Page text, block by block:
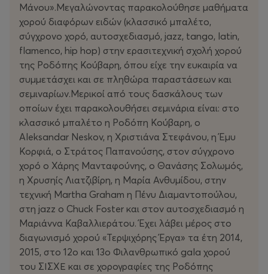
Μάνου».Μεγαλώνοντας παρακολούθησε μαθήματα
χορού διαφόρων ειδών (κλασσικό μπαλέτο,
σύγχρονο χορό, αυτοσχεδιασμό, jazz, tango, latin,
flamenco, hip hop) στην ερασιτεχνική σχολή χορού
της Ροδόπης Κούβαρη, όπου είχε την ευκαιρία να
συμμετάσχει και σε πληθώρα παραστάσεων και
σεμιναρίων.Μερικοί από τους δασκάλους των
οποίων έχει παρακολουθήσει σεμινάρια είναι: στο
κλασσικό μπαλέτο η Ροδόπη Κούβαρη, ο
Aleksandar Neskov, η Χριστιάνα Στεφάνου, η Έμυ
Κορφιά, ο Στράτος Παπανούσης, στον σύγχρονο
χορό ο Χάρης Μανταφούνης, ο Θανάσης Σολωμός,
η Χρυσηίς Λιατζιβίρη, η Μαρία Ανθυμίδου, στην
τεχνική Martha Graham η Πένυ Διαμαντοπούλου,
στη jazz o Chuck Foster και στον αυτοσχεδιασμό η
Μαριάννα Καβαλλιεράτου. Έχει λάβει μέρος στο
διαγωνισμό χορού «Τερψιχόρης Έργα» τα έτη 2014,
2015, στο 12ο και 13ο Φιλανθρωπικό gala χορού
του ΣΙΣΧΕ και σε χορογραφίες της Ροδόπης